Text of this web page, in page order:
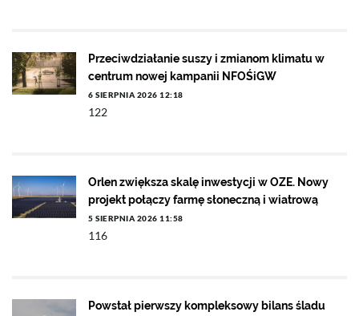
Przeciwdziałanie suszy i zmianom klimatu w
centrum nowej kampanii NFOŚiGW
6 SIERPNIA 2026 12:18
122
Orlen zwiększa skalę inwestycji w OZE. Nowy
projekt połączy farmę słoneczną i wiatrową
5 SIERPNIA 2026 11:58
116
Powstał pierwszy kompleksowy bilans śladu